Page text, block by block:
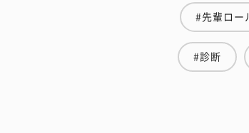
#先輩ロー
#診断